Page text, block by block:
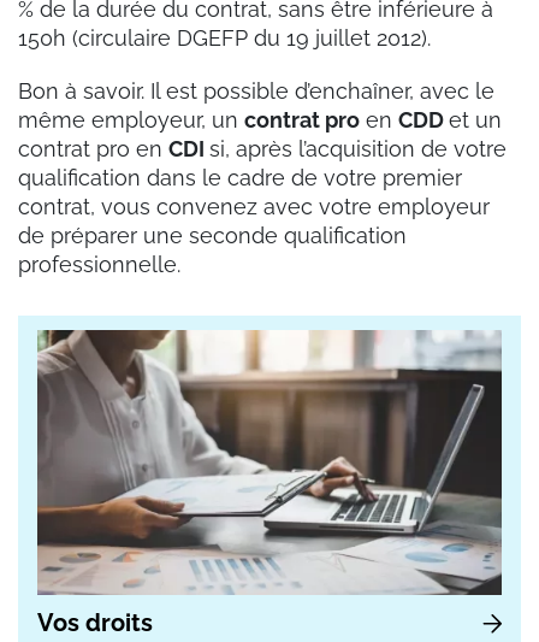
% de la durée du contrat, sans être inférieure à
150h (circulaire DGEFP du 19 juillet 2012).
Bon à savoir. Il est possible d’enchaîner, avec le
même employeur, un contrat pro en CDDet un
contrat pro en CDI si, après l’acquisition de votre
qualification dans le cadre de votre premier
contrat, vous convenez avec votre employeur
de préparer une seconde qualification
professionnelle.
Vos droits